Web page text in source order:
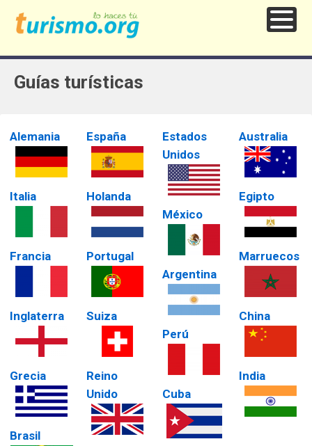
Guías turísticas
Alemania
Italia
Francia
Inglaterra
Grecia
Brasil
España
Holanda
Portugal
Suiza
Reino
Unido
Estados
Unidos
México
Argentina
Perú
Cuba
Australia
Egipto
Marruecos
China
India